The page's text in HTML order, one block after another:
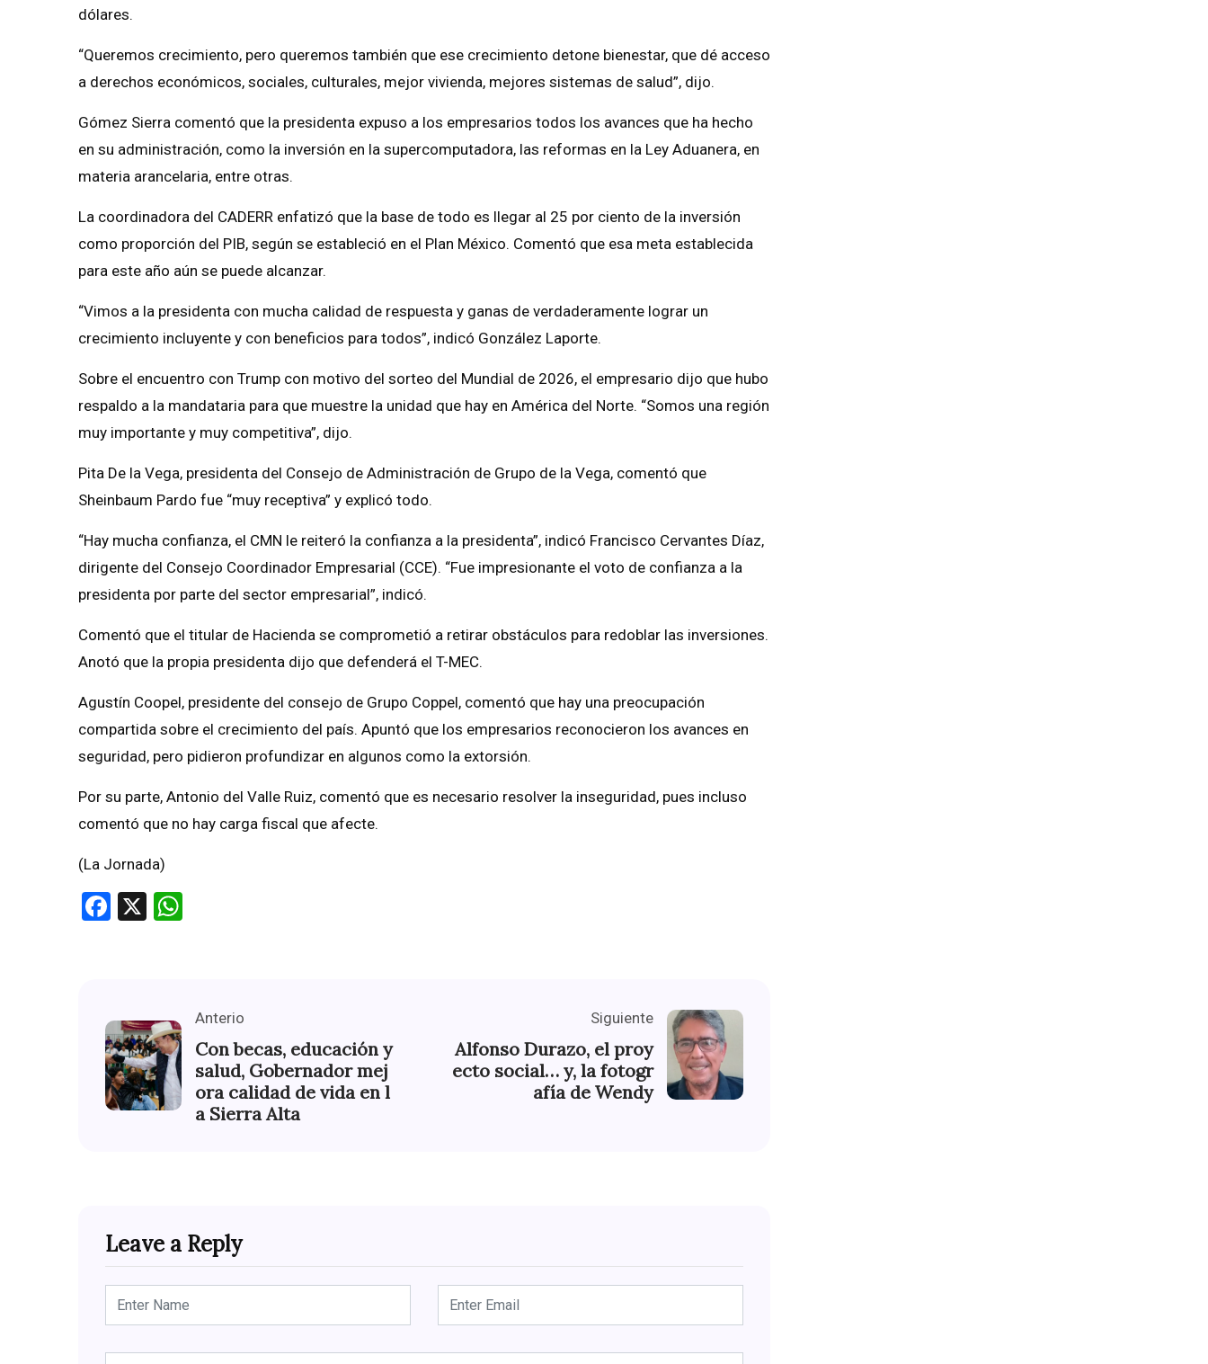
dólares.
“Queremos crecimiento, pero queremos también que ese crecimiento detone bienestar, que dé acceso
a derechos económicos, sociales, culturales, mejor vivienda, mejores sistemas de salud”, dijo.
Gómez Sierra comentó que la presidenta expuso a los empresarios todos los avances que ha hecho
en su administración, como la inversión en la supercomputadora, las reformas en la Ley Aduanera, en
materia arancelaria, entre otras.
La coordinadora del CADERR enfatizó que la base de todo es llegar al 25 por ciento de la inversión
como proporción del PIB, según se estableció en el Plan México. Comentó que esa meta establecida
para este año aún se puede alcanzar.
“Vimos a la presidenta con mucha calidad de respuesta y ganas de verdaderamente lograr un
crecimiento incluyente y con beneficios para todos”, indicó González Laporte.
Sobre el encuentro con Trump con motivo del sorteo del Mundial de 2026, el empresario dijo que hubo
respaldo a la mandataria para que muestre la unidad que hay en América del Norte. “Somos una región
muy importante y muy competitiva”, dijo.
Pita De la Vega, presidenta del Consejo de Administración de Grupo de la Vega, comentó que
Sheinbaum Pardo fue “muy receptiva” y explicó todo.
“Hay mucha confianza, el CMN le reiteró la confianza a la presidenta”, indicó Francisco Cervantes Díaz,
dirigente del Consejo Coordinador Empresarial (CCE). “Fue impresionante el voto de confianza a la
presidenta por parte del sector empresarial”, indicó.
Comentó que el titular de Hacienda se comprometió a retirar obstáculos para redoblar las inversiones.
Anotó que la propia presidenta dijo que defenderá el T-MEC.
Agustín Coopel, presidente del consejo de Grupo Coppel, comentó que hay una preocupación
compartida sobre el crecimiento del país. Apuntó que los empresarios reconocieron los avances en
seguridad, pero pidieron profundizar en algunos como la extorsión.
Por su parte, Antonio del Valle Ruiz, comentó que es necesario resolver la inseguridad, pues incluso
comentó que no hay carga fiscal que afecte.
(La Jornada)
Facebook
X
Anterio
Con becas, educación y
salud, Gobernador mej
ora calidad de vida en l
a Sierra Alta
Siguiente
Alfonso Durazo, el proy
ecto social… y, la fotogr
afía de Wendy
Leave a Reply